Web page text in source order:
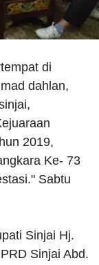
di
dahlan,
2019,
Ke- 73
Sabtu
Sinjai Hj.
Sinjai Abd.